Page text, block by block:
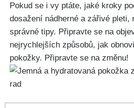
Pokud se i ‌vy ptáte,⁢ jaké ‍kroky
dosažení nádherné a zářivé pleti,
správné tipy. ‍Připravte se na
nejrychlejších způsobů, jak
pokožky. Připravte se na změnu!